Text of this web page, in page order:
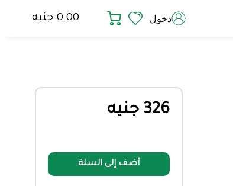
دخول 0.00 جنيه
326 جنيه
أضف إلى السلة